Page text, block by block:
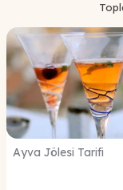
Ayva Jölesi Tarifi